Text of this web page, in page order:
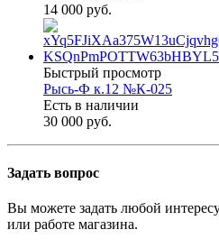
14 000 руб.
Быстрый просмотр
Рысь-Ф к.12 №К-025
Есть в наличии
30 000 руб.
Задать вопрос
Вы можете задать любой
или работе магазина.